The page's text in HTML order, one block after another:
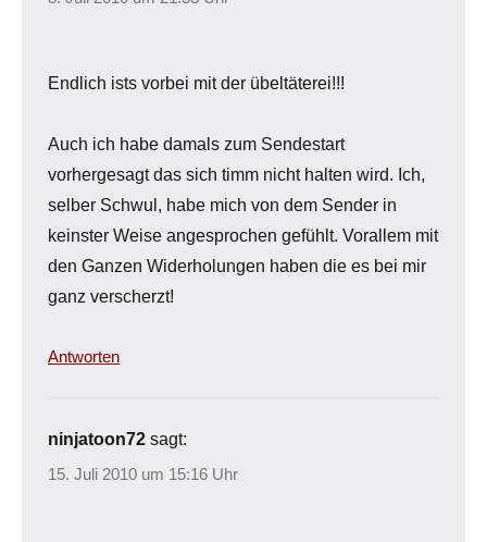
Endlich ists vorbei mit der übeltäterei!!!
Auch ich habe damals zum Sendestart
vorhergesagt das sich timm nicht halten wird. Ich,
selber Schwul, habe mich von dem Sender in
keinster Weise angesprochen gefühlt. Vorallem mit
den Ganzen Widerholungen haben die es bei mir
ganz verscherzt!
Antworten
ninjatoon72 sagt:
15. Juli 2010 um 15:16 Uhr